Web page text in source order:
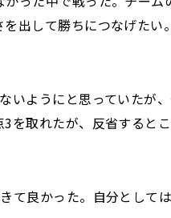
出して勝ちにつなげたい。
いようにと思っていたが
取れたが、反省すると
て良かった。自分とし